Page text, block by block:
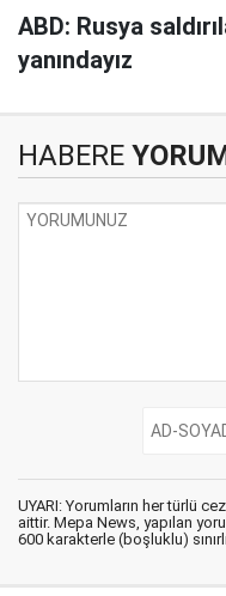
ABD: Rusya
yanındayız
HABERE
UYARI: Yorumların her türlü
aittir. Mepa News, yapılan
600 karakterle (boşluklu)